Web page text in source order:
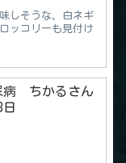
しそうな、白ネギ
ッコリーも見付け
ちかるさん
日